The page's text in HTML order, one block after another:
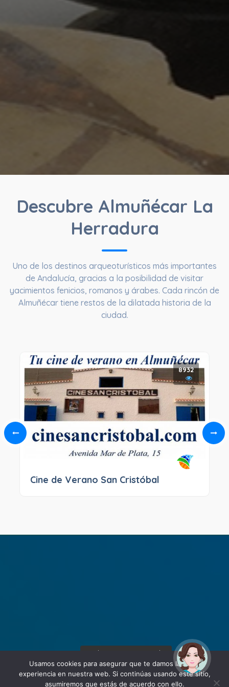
Descubre Almuñécar La
Herradura
Uno de los destinos arqueoturísticos más importantes
de Andalucía, gracias a la posibilidad de visitar
yacimientos fenicios, romanos y árabes. Cada rincón de
Almuñécar tiene restos de la dilatada historia de la
ciudad.
8932
Cine de Verano San Cristóbal
Usamos cookies para asegurar que te damos la mejor
experiencia en nuestra web. Si continúas usando este sitio,
asumiremos que estás de acuerdo con ello.
¡Hola! Soy Noy. ¿Puedo
ayudarte?